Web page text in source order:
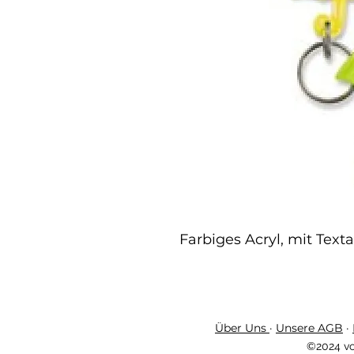
Farbiges Acryl, mit
Über Uns · Unsere AGB ·
©2024